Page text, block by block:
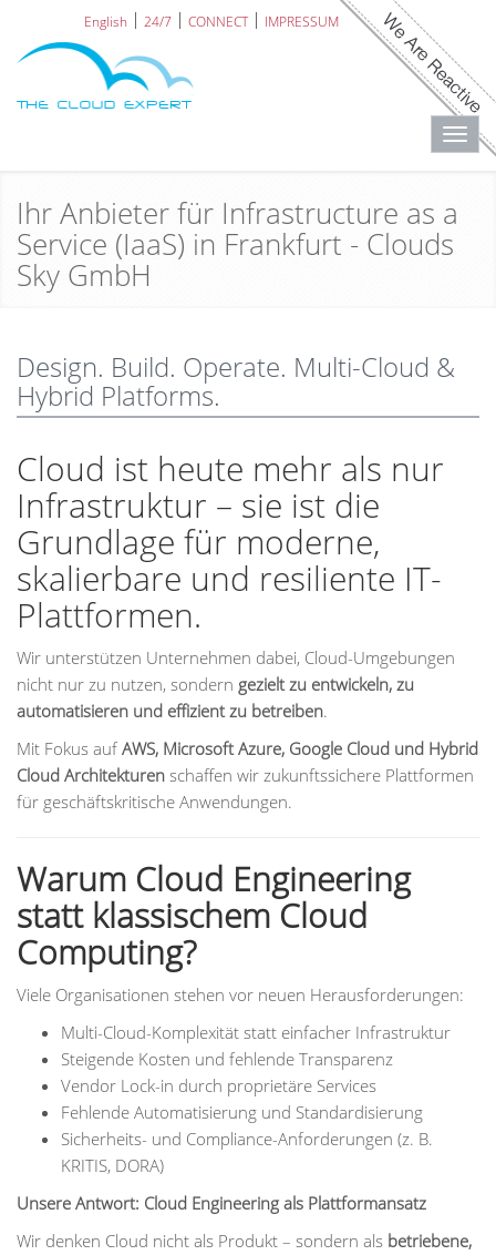
English 24/7 CONNECT IMPRESSUM
Ihr Anbieter für Infrastructure as a
Service (IaaS) in Frankfurt - Clouds
Sky GmbH
Design. Build. Operate. Multi-Cloud &
Hybrid Platforms.
Cloud ist heute mehr als nur
Infrastruktur – sie ist die
Grundlage für moderne,
skalierbare und resiliente IT-
Plattformen.
Wir unterstützen Unternehmen dabei, Cloud-Umgebungen
nicht nur zu nutzen, sondern gezielt zu entwickeln, zu
automatisieren und effizient zu betreiben.
Mit Fokus aufAWS, Microsoft Azure, Google Cloud und Hybrid
Cloud Architekturen schaffen wir zukunftssichere Plattformen
für geschäftskritische Anwendungen.
Warum Cloud Engineering
statt klassischem Cloud
Computing?
Viele Organisationen stehen vor neuen Herausforderungen:
Multi-Cloud-Komplexität statt einfacher Infrastruktur
Steigende Kosten und fehlende Transparenz
Vendor Lock-in durch proprietäre Services
Fehlende Automatisierung und Standardisierung
Sicherheits- und Compliance-Anforderungen (z. B.
KRITIS, DORA)
Unsere Antwort: Cloud Engineering als Plattformansatz
Wir denken Cloud nicht als Produkt – sondern als betriebene,